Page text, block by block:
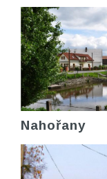
Nahořany